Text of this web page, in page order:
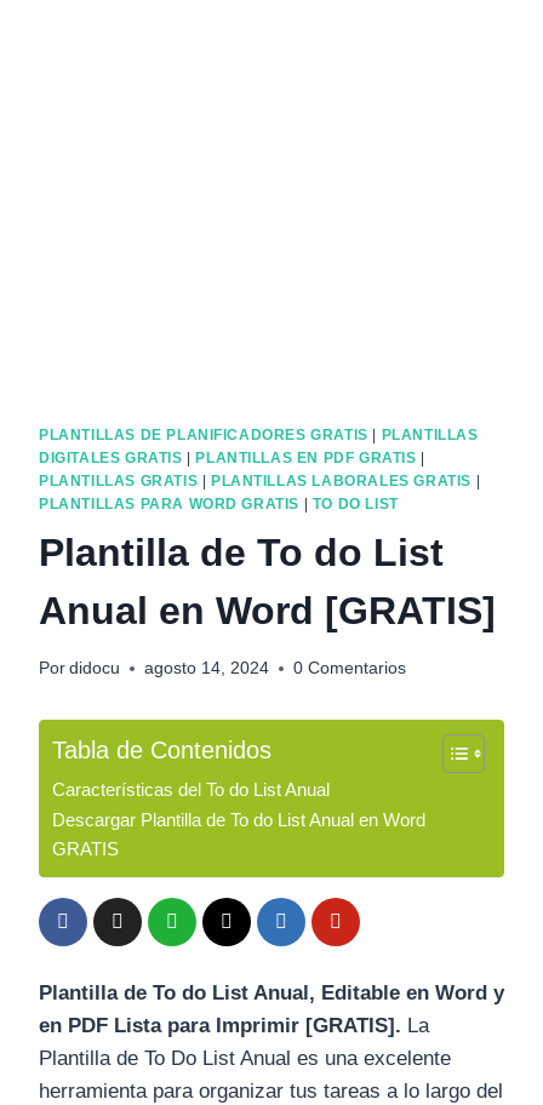
PLANTILLAS DE PLANIFICADORES GRATIS | PLANTILLAS
DIGITALES GRATIS |PLANTILLAS EN PDF GRATIS |
PLANTILLAS GRATIS | PLANTILLAS LABORALES GRATIS |
PLANTILLAS PARA WORD GRATIS | TO DO LIST
Plantilla de To do List
Anual en Word [GRATIS]
Por didocu agosto 14, 2024 0 Comentarios
Tabla de Contenidos
Características del To do List Anual
Descargar Plantilla de To do List Anual en Word
GRATIS
Plantilla de To do List Anual, Editable en Word y
en PDF Lista para Imprimir [GRATIS]. La
Plantilla de To Do List Anual es una excelente
herramienta para organizar tus tareas a lo largo del